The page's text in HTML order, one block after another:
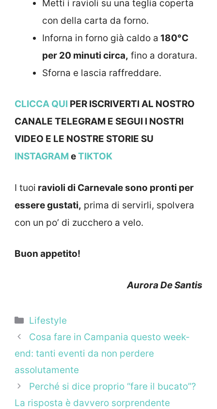
Metti i ravioli su una teglia coperta
con della carta da forno.
Inforna in forno già caldo a 180°C
per 20 minuti circa, fino a doratura.
Sforna e lascia raffreddare.
CLICCA QUI PER ISCRIVERTI AL NOSTRO
CANALE TELEGRAM E SEGUI I NOSTRI
VIDEO E LE NOSTRE STORIE SU
INSTAGRAMeTIKTOK
I tuoi ravioli di Carnevale sono pronti per
essere gustati, prima di servirli, spolvera
con un po’ di zucchero a velo.
Buon appetito!
Aurora De Santis
Categorie
Lifestyle
Cosa fare in Campania questo week-
end: tanti eventi da non perdere
assolutamente
Perché si dice proprio “fare il bucato”?
La risposta è davvero sorprendente